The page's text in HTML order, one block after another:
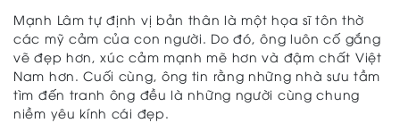
Mạnh Lâm tự định vị bản thân là một họa sĩ tôn thờ
các mỹ cảm của con người. Do đó, ông luôn cố gắng
vẽ đẹp hơn, xúc cảm mạnh mẽ hơn và đậm chất Việt
Nam hơn. Cuối cùng, ông tin rằng những nhà sưu tầm
tìm đến tranh ông đều là những người cùng chung
niềm yêu kính cái đẹp.